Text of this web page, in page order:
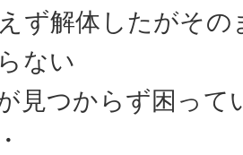
ず解体したがその
ない
見つからず困って